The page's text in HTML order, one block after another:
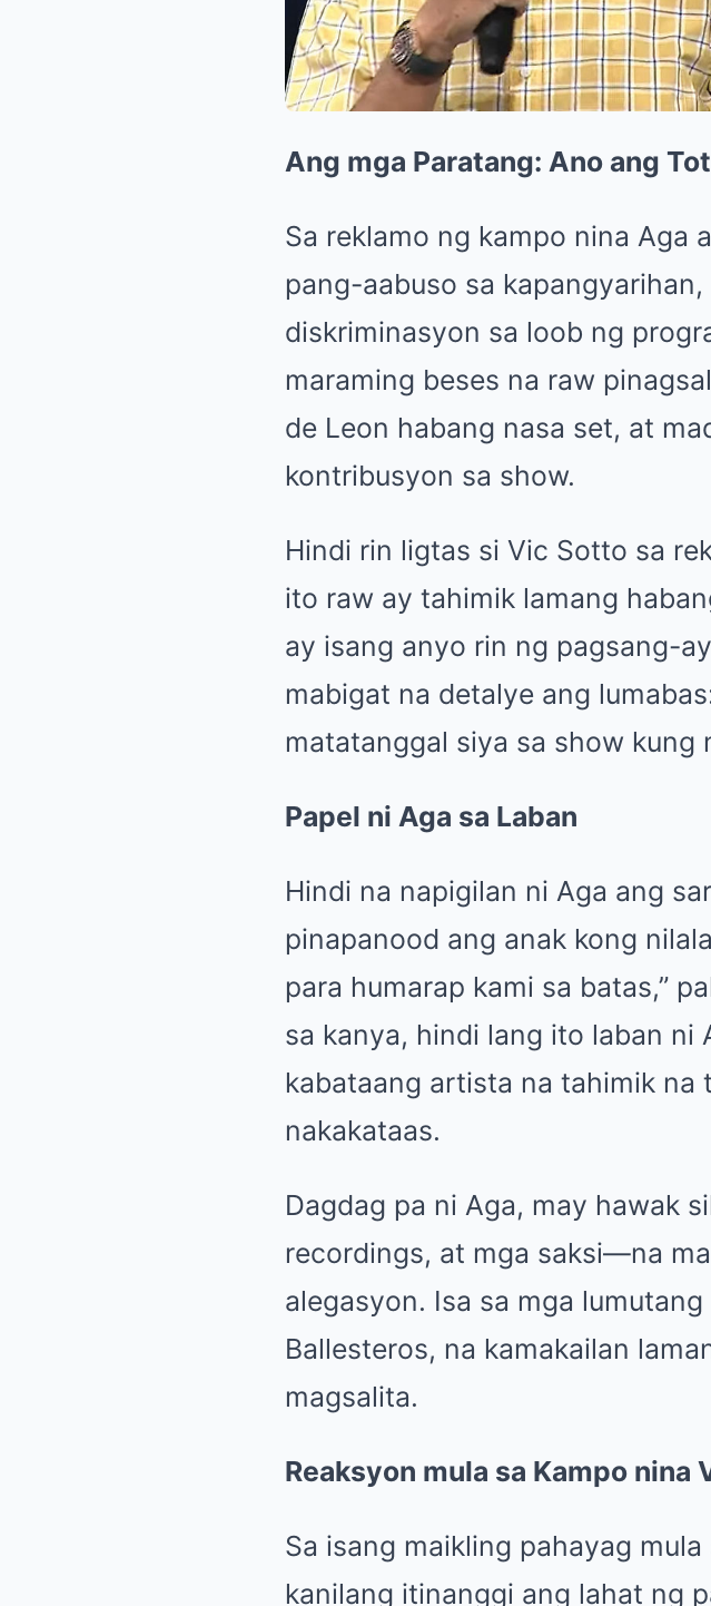
Ang mga Paratang: Ano ang
Sa reklamo ng kampo nina Aga
pang-aabuso sa
diskriminasyon sa loob ng
maraming beses na raw
de Leon habang nasa set, at
kontribusyon sa show.
Hindi rin ligtas si Vic Sotto sa
ito raw ay tahimik lamang
ay isang anyo rin ng pagsang-
mabigat na detalye ang
matatanggal siya sa show kung
Papel ni Aga sa Laban
Hindi na napigilan ni Aga ang
pinapanood ang anak kong
para humarap kami sa batas,”
sa kanya, hindi lang ito laban ni
kabataang artista na tahimik na
nakakataas.
Dagdag pa ni Aga, may hawak
recordings, at mga saksi—na
alegasyon. Isa sa mga
Ballesteros, na kamakailan
magsalita.
Reaksyon mula sa Kampo nina
Sa isang maikling pahayag
kanilang itinanggi ang lahat ng